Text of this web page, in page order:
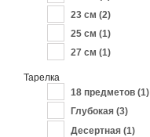
23 см (2)
25 см (1)
27 см (1)
Тарелка
18 предметов (1)
Глубокая (3)
Десертная (1)